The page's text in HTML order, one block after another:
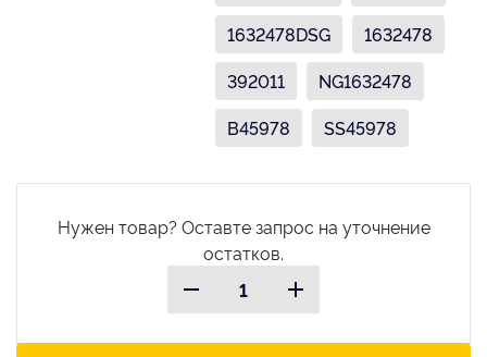
1632478DSG
1632478
392011
NG1632478
B45978
SS45978
Нужен товар? Оставте запрос на уточнение
остатков.